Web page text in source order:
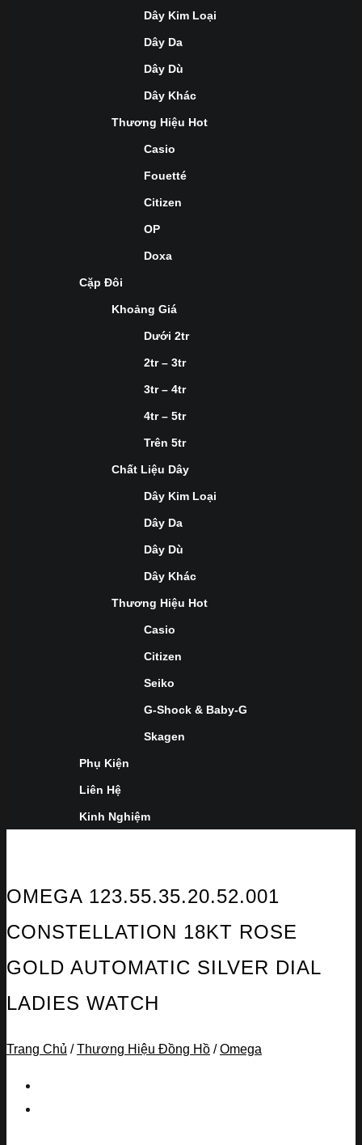
Dây Kim Loại
Dây Da
Dây Dù
Dây Khác
Thương Hiệu Hot
Casio
Fouetté
Citizen
OP
Doxa
Cặp Đôi
Khoảng Giá
Dưới 2tr
2tr – 3tr
3tr – 4tr
4tr – 5tr
Trên 5tr
Chất Liệu Dây
Dây Kim Loại
Dây Da
Dây Dù
Dây Khác
Thương Hiệu Hot
Casio
Citizen
Seiko
G-Shock & Baby-G
Skagen
Phụ Kiện
Liên Hệ
Kinh Nghiệm
OMEGA 123.55.35.20.52.001
CONSTELLATION 18KT ROSE
GOLD AUTOMATIC SILVER DIAL
LADIES WATCH
Trang Chủ / Thương Hiệu Đồng Hồ / Omega